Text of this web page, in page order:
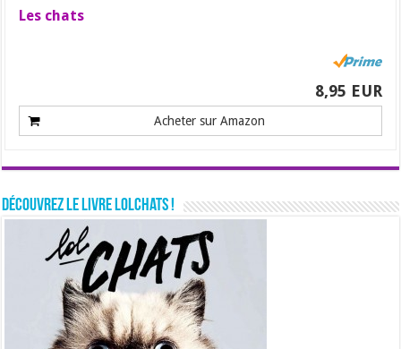
Les chats
8,95 EUR
Acheter sur Amazon
Découvrez le livre LolChats !